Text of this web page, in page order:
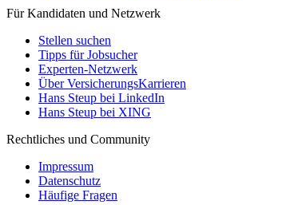
Für Kandidaten und Netzwerk
Stellen suchen
Tipps für Jobsucher
Experten-Netzwerk
Über VersicherungsKarrieren
Hans Steup bei LinkedIn
Hans Steup bei XING
Rechtliches und Community
Impressum
Datenschutz
Häufige Fragen